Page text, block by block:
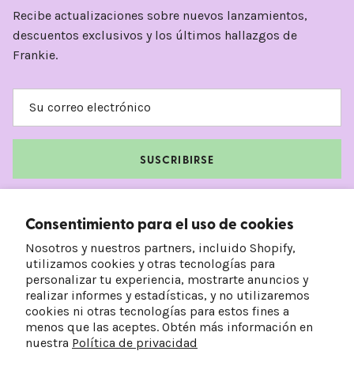
Consentimiento para el uso de cookies
Nosotros y nuestros partners, incluido Shopify,
utilizamos cookies y otras tecnologías para
personalizar tu experiencia, mostrarte anuncios y
realizar informes y estadísticas, y no utilizaremos
cookies ni otras tecnologías para estos fines a
menos que las aceptes. Obtén más información en
nuestra Política de privacidad
Recibe actualizaciones sobre nuevos lanzamientos,
descuentos exclusivos y los últimos hallazgos de
Frankie.
SUSCRIBIRSE
Facebook
Instagram
TikTokPinterest